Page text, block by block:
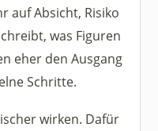
auf Absicht, Risiko
was Figuren
eher den Ausgang
Schritte.
wirken. Dafür